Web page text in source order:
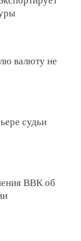
валюту не
судьи
ВВК об